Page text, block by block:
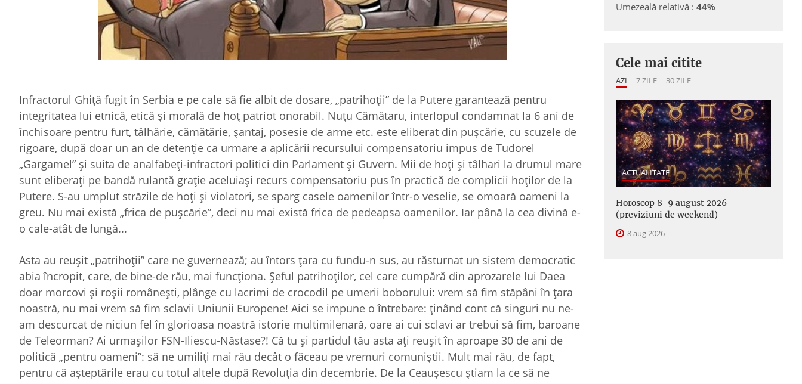
Infractorul Ghiţă fugit în Serbia e pe cale să fie albit de dosare, „patrihoţii” de la Putere garantează pentru
integritatea lui etnică, etică şi morală de hoţ patriot onorabil. Nuţu Cămătaru, interlopul condamnat la 6 ani de
închisoare pentru furt, tâlhărie, cămătărie, şantaj, posesie de arme etc. este eliberat din puşcărie, cu scuzele de
rigoare, după doar un an de detenţie ca urmare a aplicării recursului compensatoriu impus de Tudorel
„Gargamel” şi suita de analfabeţi-infractori politici din Parlament şi Guvern. Mii de hoţi şi tâlhari la drumul mare
sunt eliberaţi pe bandă rulantă graţie aceluiaşi recurs compensatoriu pus în practică de complicii hoţilor de la
Putere. S-au umplut străzile de hoţi şi violatori, se sparg casele oamenilor într-o veselie, se omoară oameni la
greu. Nu mai există „frica de puşcărie”, deci nu mai există frica de pedeapsa oamenilor. Iar până la cea divină e-
o cale-atât de lungă...
Asta au reuşit „patrihoţii” care ne guvernează; au întors ţara cu fundu-n sus, au răsturnat un sistem democratic
abia încropit, care, de bine-de rău, mai funcţiona. Şeful patrihoţilor, cel care cumpără din aprozarele lui Daea
doar morcovi şi roşii româneşti, plânge cu lacrimi de crocodil pe umerii boborului: vrem să fim stăpâni în ţara
noastră, nu mai vrem să fim sclavii Uniunii Europene! Aici se impune o întrebare: ţinând cont că singuri nu ne-
am descurcat de niciun fel în glorioasa noastră istorie multimilenară, oare ai cui sclavi ar trebui să fim, baroane
de Teleorman? Ai urmaşilor FSN-Iliescu-Năstase?! Că tu şi partidul tău asta aţi reuşit în aproape 30 de ani de
politică „pentru oameni”: să ne umiliţi mai rău decât o făceau pe vremuri comuniştii. Mult mai rău, de fapt,
pentru că aşteptările erau cu totul altele după Revoluţia din decembrie. De la Ceauşescu ştiam la ce să ne
Umezeală relativă : 44%
Cele mai citite
AZI 7 ZILE 30 ZILE
ACTUALITATE
Horoscop 8-9 august 2026
(previziuni de weekend)
8 aug 2026